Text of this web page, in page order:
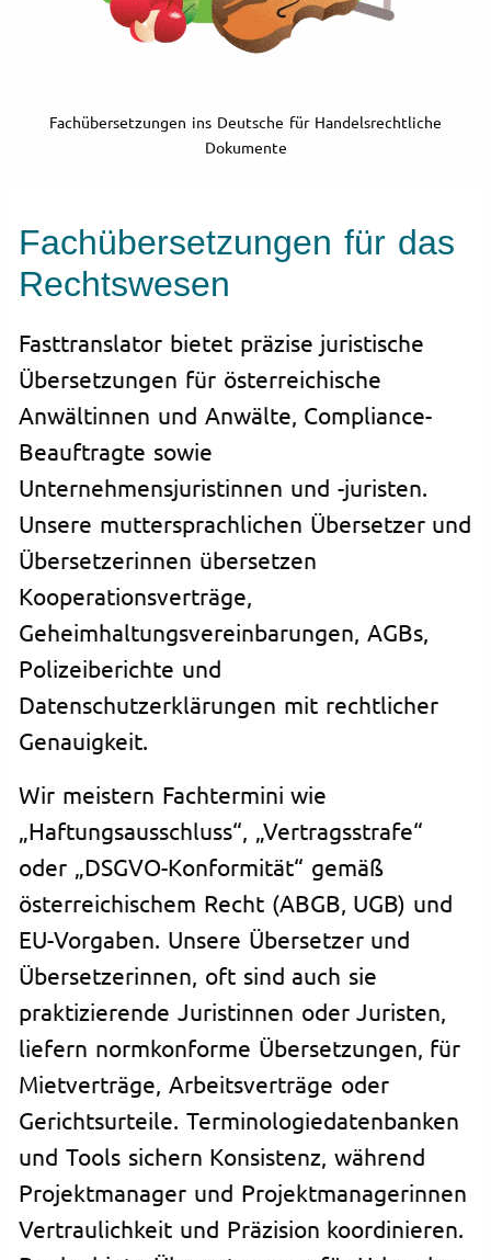
Fachübersetzungen ins Deutsche für Handelsrechtliche
Dokumente
Fachübersetzungen für das
Rechtswesen
Fasttranslator bietet präzise juristische
Übersetzungen für österreichische
Anwältinnen und Anwälte, Compliance-
Beauftragte sowie
Unternehmensjuristinnen und -juristen.
Unsere muttersprachlichen Übersetzer und
Übersetzerinnen übersetzen
Kooperationsverträge,
Geheimhaltungsvereinbarungen, AGBs,
Polizeiberichte und
Datenschutzerklärungen mit rechtlicher
Genauigkeit.
Wir meistern Fachtermini wie
„Haftungsausschluss“, „Vertragsstrafe“
oder „DSGVO-Konformität“ gemäß
österreichischem Recht (ABGB, UGB) und
EU-Vorgaben. Unsere Übersetzer und
Übersetzerinnen, oft sind auch sie
praktizierende Juristinnen oder Juristen,
liefern normkonforme Übersetzungen, für
Mietverträge, Arbeitsverträge oder
Gerichtsurteile. Terminologiedatenbanken
und Tools sichern Konsistenz, während
Projektmanager und Projektmanagerinnen
Vertraulichkeit und Präzision koordinieren.